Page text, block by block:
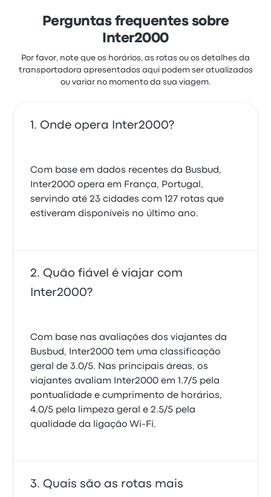
Perguntas frequentes sobre
Inter2000
Por favor, note que os horários, as rotas ou os detalhes da
transportadora apresentados aqui podem ser atualizados
ou variar no momento da sua viagem.
Onde opera Inter2000?
Com base em dados recentes da Busbud,
Inter2000 opera em França, Portugal,
servindo até 23 cidades com 127 rotas que
estiveram disponíveis no último ano.
Quão fiável é viajar com
Inter2000?
Com base nas avaliações dos viajantes da
Busbud, Inter2000 tem uma classificação
geral de 3.0/5. Nas principais áreas, os
viajantes avaliam Inter2000 em 1.7/5 pela
pontualidade e cumprimento de horários,
4.0/5 pela limpeza geral e 2.5/5 pela
qualidade da ligação Wi-Fi.
Quais são as rotas mais